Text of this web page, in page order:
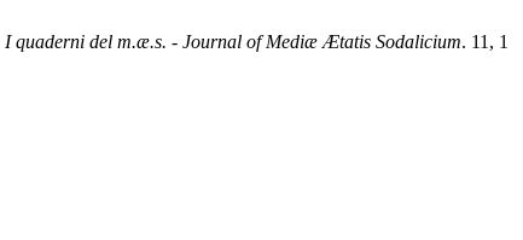
I quaderni del m.æ.s. - Journal of Mediæ Ætatis Sodalicium. 11, 1